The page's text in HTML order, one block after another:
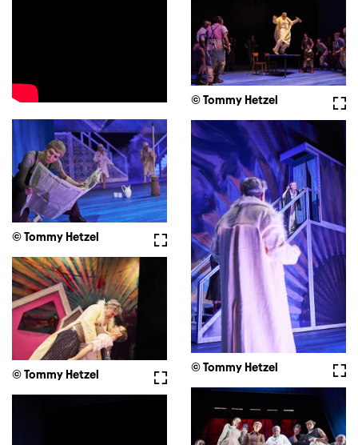
© Tommy Hetzel
Vollbild
© Tommy Hetzel
© Tommy Hetzel
Vollbild
© Tommy Hetzel